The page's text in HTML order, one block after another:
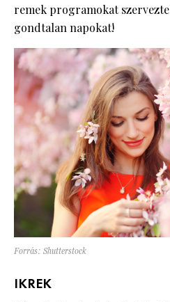
remek programokat
gondtalan napokat!
Forrás: Shutterstock
IKREK